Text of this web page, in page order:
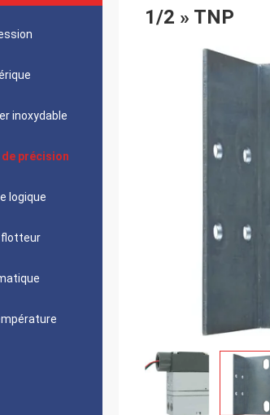
inoxydable
précision
logique
flotteur
1/2 » TNP